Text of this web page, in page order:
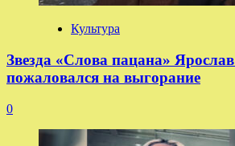
Культура
Звезда «Слова пацана»
пожаловался на выгорание
0